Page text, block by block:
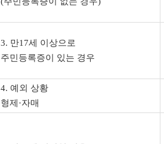
3. 만17세 이상으로
주민등록증이 있는 경우
4. 예외 상황
형제 ·자매